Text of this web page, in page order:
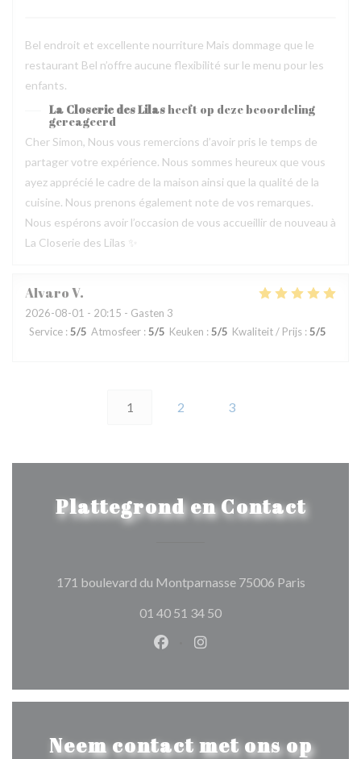
Bel endroit et excellente nourriture Mais dommage que le
restaurant Bel n’offre aucune flexibilité sur le menu pour les
enfants.
La Closerie des Lilasheeft op deze beoordeling
gereageerd
Cher Simon, Nous vous remercions d’avoir pris le temps de
partager votre expérience. Nous sommes heureux que vous
ayez apprécié le cadre de la maison ainsi que la qualité de la
cuisine. Nous prenons également note de vos remarques.
Nous espérons avoir l’occasion de vous accueillir de nouveau à
La Closerie des Lilas ✨
AlvaroV
2026-08-01 - 20:15 - Gasten 3
Service : 5/5 Atmosfeer : 5/5 Keuken : 5/5 Kwaliteit / Prijs : 5/5
1 2 3
Plattegrond en Contact
171 boulevard du Montparnasse 75006 Paris((opent in
01 40 51 34 50
Facebook ((opent in een nieuw
Instagram ((opent in een
Neem contact met ons op